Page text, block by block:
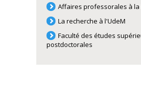
Affaires professorales à la
La recherche à l'UdeM
Faculté des études
postdoctorales